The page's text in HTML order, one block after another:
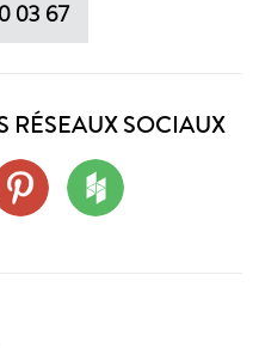
03 67
RÉSEAUX SOCIAUX